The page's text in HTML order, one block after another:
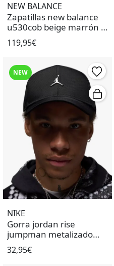
NEW BALANCE
Zapatillas new balance
u530cob beige marrón de
mujer.
119,95€
NEW
NIKE
Gorra jordan rise
jumpman metalizado
negro unisex.
32,95€